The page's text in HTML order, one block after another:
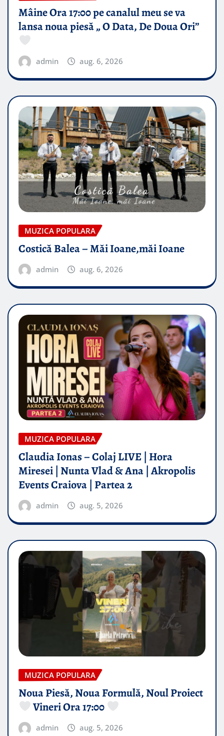
Mâine Ora 17:00 pe canalul meu se va
lansa noua piesă „ O Data, De Doua Ori”
admin aug. 6, 2026
MUZICA POPULARA
Costică Balea – Măi Ioane,măi Ioane
admin aug. 6, 2026
MUZICA POPULARA
Claudia Ionas – Colaj LIVE | Hora
Miresei | Nunta Vlad & Ana | Akropolis
Events Craiova | Partea 2
admin aug. 5, 2026
MUZICA POPULARA
Noua Piesă, Noua Formulă, Noul Proiect
Vineri Ora 17:00
admin aug. 5, 2026